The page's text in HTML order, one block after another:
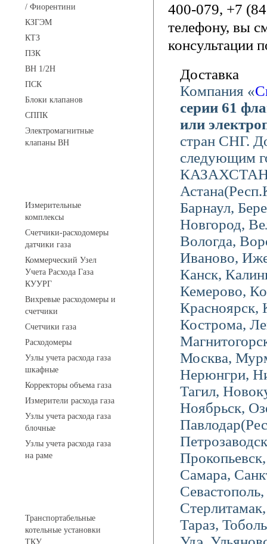
/ Фиорентини
КЗГЭМ
КТЗ
ПЗК
ВН 1/2Н
ПСК
Блоки клапанов
СППК
Электромагнитные
клапаны ВН
Измерительные
комплексы
Счетчики-расходомеры
датчики газа
Коммерческий Узел
Учета Расхода Газа
КУУРГ
Вихревые расходомеры и
счетчики
Счетчики газа
Расходомеры
Узлы учета расхода газа
шкафные
Корректоры объема газа
Измерители расхода газа
Узлы учета расхода газа
блочные
Узлы учета расхода газа
на раме
Транспортабельные
котельные установки
ТКУ
400-079, +7
телефону, вы
консультации
Доставка
Компания «
серии 61
или
стран СНГ.
следующим
КАЗАХСТАН),
Барнаул,
Новгород,
Вологда,
Иваново,
Канск,
Кемерово,
Кострома,
Москва,
Нерюнгри,
Тагил,
Ноябрьск,
Самара,
Тараз,